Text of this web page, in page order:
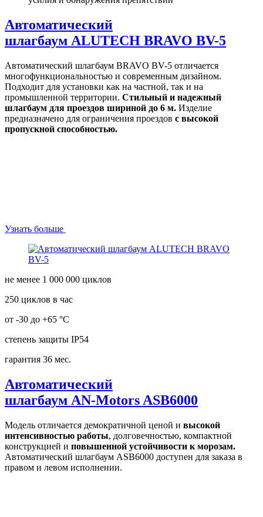
Автоматический
шлагбаум ALUTECH BRAVO BV-5
Автоматический шлагбаум BRAVO BV-5 отличается
многофункциональностью и современным дизайном.
Подходит для установки как на частной, так и на
промышленной территории. Стильный и надежный
шлагбаум для проездов шириной до 6 м. Изделие
предназначено для ограничения проездов с высокой
пропускной способностью.
Узнать больше
не менее 1 000 000 циклов
250 циклов в час
от -30 до +65 °С
степень защиты IP54
гарантия 36 мес.
Автоматический
шлагбаум AN-Motors ASB6000
Модель отличается демократичной ценой и высокой
интенсивностью работы, долговечностью, компактной
конструкцией и повышенной устойчивости к морозам.
Автоматический шлагбаум ASB6000 доступен для заказа в
правом и левом исполнении.